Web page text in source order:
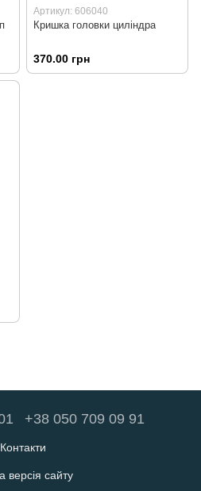
Артикул: 606040
Кришка головки циліндра
370.00 грн
+38 050 709 09 91
Контакти
версія сайту